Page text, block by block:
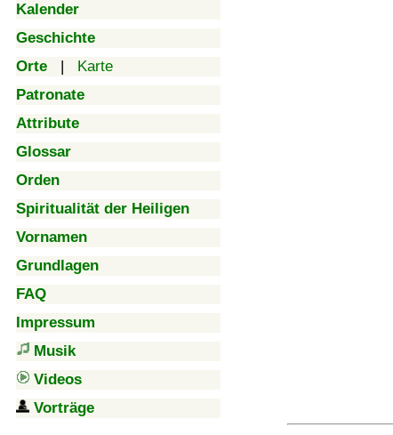
Kalender
Geschichte
Orte | Karte
Patronate
Attribute
Glossar
Orden
Spiritualität der Heiligen
Vornamen
Grundlagen
FAQ
Impressum
Musik
Videos
Vorträge